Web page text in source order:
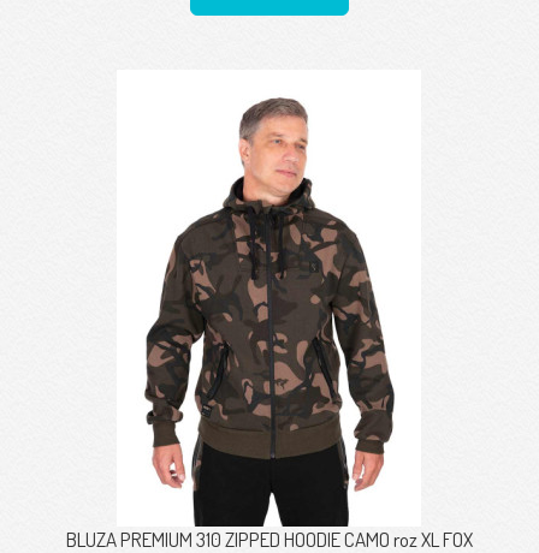
BLUZA PREMIUM 310 ZIPPED HOODIE CAMO roz XL FOX